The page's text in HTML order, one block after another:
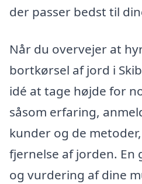
der passer bedst til
Når du overvejer at
bortkørsel af jord i
idé at tage højde for
såsom erfaring,
kunder og de
fjernelse af jorden. En
og vurdering af dine